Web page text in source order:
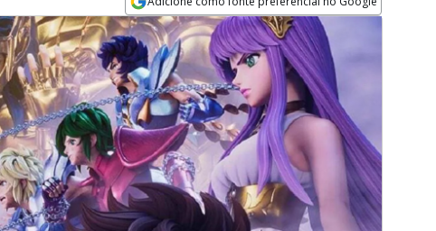
Opens in new window